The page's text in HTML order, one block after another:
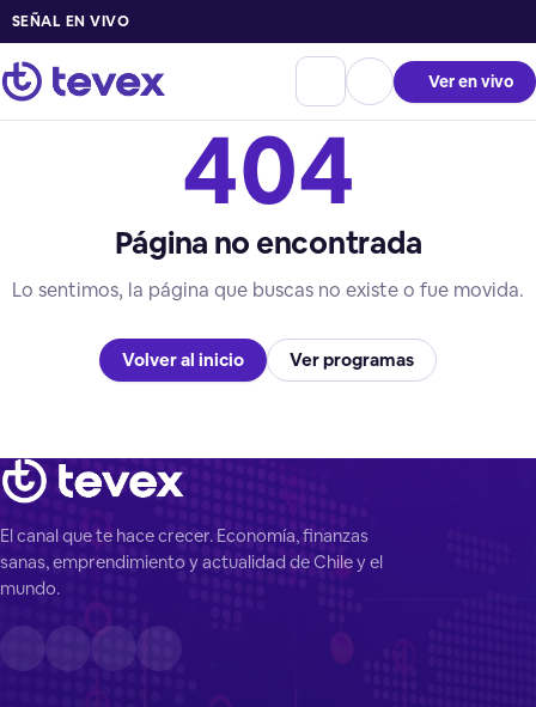
SEÑAL EN VIVO
Ver en vivo
404
Página no encontrada
Lo sentimos, la página que buscas no existe o fue movida.
Volver al inicio Ver programas
El canal que te hace crecer. Economía, finanzas
sanas, emprendimiento y actualidad de Chile y el
mundo.